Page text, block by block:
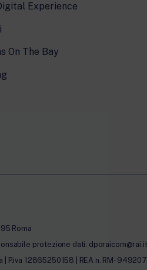
Experience
On The Bay
Roma
protezione dati:
P.iva 12865250158 | REA n. RM-